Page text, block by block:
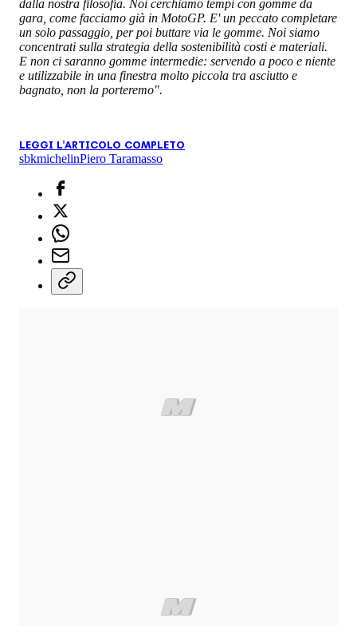
dalla nostra filosofia. Noi cerchiamo tempi con gomme da
gara, come facciamo già in MotoGP. E' un peccato completare
un solo passaggio, per poi buttare via le gomme. Noi siamo
concentrati sulla strategia della sostenibilità costi e materiali.
E non ci saranno gomme intermedie: servendo a poco e niente
e utilizzabile in una finestra molto piccola tra asciutto e
bagnato, non la porteremo".
LEGGI L'ARTICOLO COMPLETO
sbkmichelinPiero Taramasso